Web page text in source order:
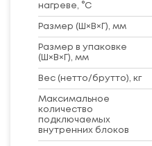
нагреве, °C
Размер (Ш×В×Г), мм
Размер в упаковке
(Ш×В×Г), мм
Вес (нетто/брутто), кг
Максимальное
количество
подключаемых
внутренних блоков